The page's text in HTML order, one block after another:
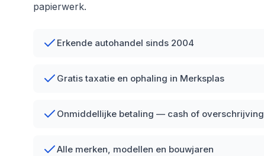
papierwerk.
Erkende autohandel sinds 2004
Gratis taxatie en ophaling in Merksplas
Onmiddellijke betaling — cash of overschrijving
Alle merken, modellen en bouwjaren